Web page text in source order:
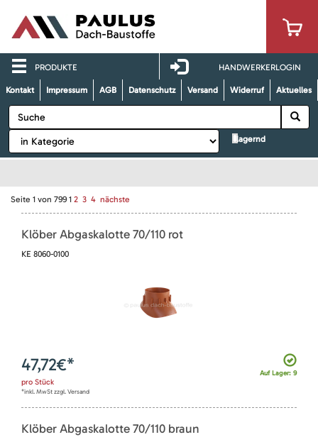
PRODUKTE HANDWERKERLOGIN
Kontakt Impressum AGB Datenschutz Versand Widerruf Aktuelles
lagernd
Seite 1 von 799 1 2 3 4 nächste
Klöber Abgaskalotte 70/110 rot
KE 8060-0100
Auf Lager: 9
47,72€*
pro Stück
*inkl. MwSt zzgl. Versand
Klöber Abgaskalotte 70/110 braun